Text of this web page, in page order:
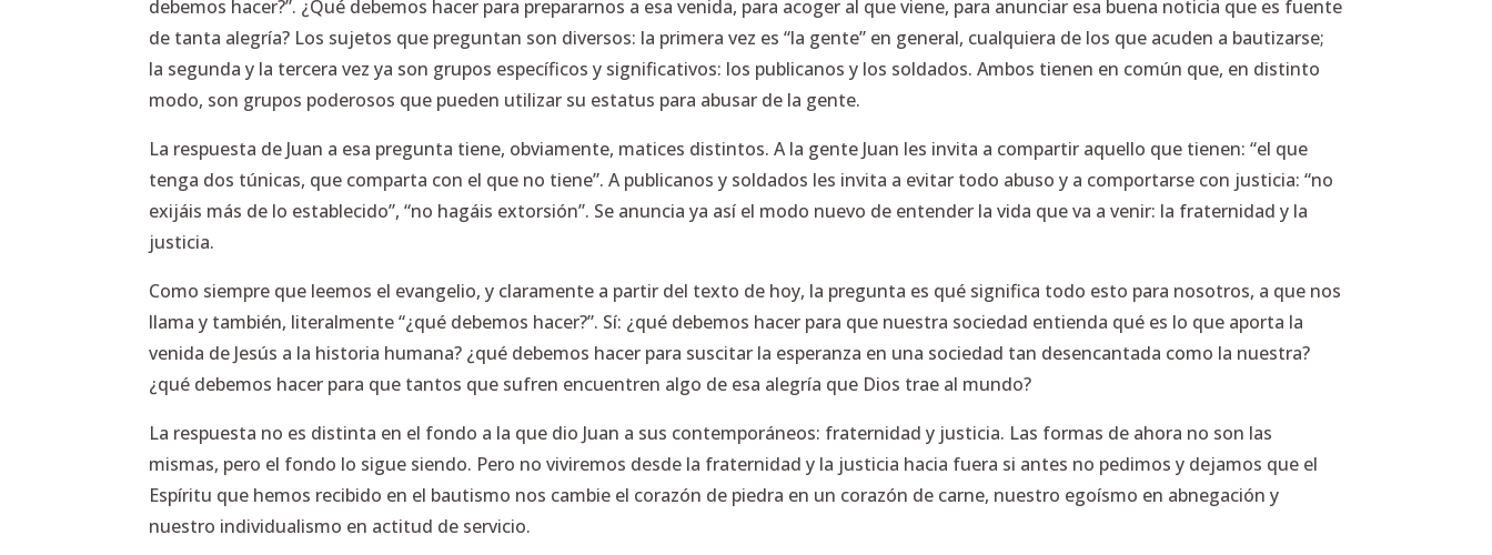
debemos hacer?”. ¿Qué debemos hacer para prepararnos a esa venida, para acoger al que viene, para anunciar esa buena noticia que es fuente
de tanta alegría? Los sujetos que preguntan son diversos: la primera vez es“la gente” en general, cualquiera de los que acuden a bautizarse;
la segunda y la tercera vez ya son grupos específicos y significativos: los publicanos y los soldados. Ambos tienen en común que, en distinto
modo, son grupos poderosos que pueden utilizar su estatus para abusar de la gente.
La respuesta de Juan a esa pregunta tiene, obviamente, matices distintos. A la gente Juan les invita a compartir aquello que tienen: “el que
tenga dos túnicas, que comparta con el que no tiene”. A publicanos y soldados les invita a evitar todo abuso y a comportarse con justicia:“no
exijáis más de lo establecido”, “no hagáis extorsión”. Se anuncia ya así el modo nuevo de entender la vida que va a venir: la fraternidad y la
justicia.
Como siempre que leemos el evangelio, y claramente a partir del texto de hoy, la pregunta es qué significa todo esto para nosotros, a que nos
llama y también, literalmente “¿qué debemos hacer?”. Sí: ¿qué debemos hacer para que nuestra sociedad entienda qué es lo que aporta la
venida de Jesús a la historia humana? ¿qué debemos hacer para suscitar la esperanza en una sociedad tan desencantada como la nuestra?
¿qué debemos hacer para que tantos que sufren encuentren algo de esa alegría que Dios trae al mundo?
La respuesta no es distinta en el fondo a la que dio Juan a sus contemporáneos: fraternidad y justicia. Las formas de ahora no son las
mismas, pero el fondo lo sigue siendo. Pero no viviremos desde la fraternidad y la justicia hacia fuera si antes no pedimos y dejamos que el
Espíritu que hemos recibido en el bautismo nos cambie el corazón de piedra en un corazón de carne, nuestro egoísmo en abnegación y
nuestro individualismo en actitud de servicio.